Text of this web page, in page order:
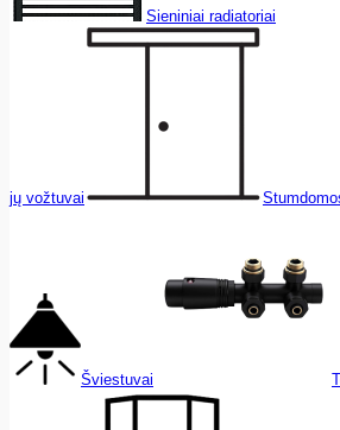
Sieniniai radiatoriai
jų vožtuvai
Šviestuvai